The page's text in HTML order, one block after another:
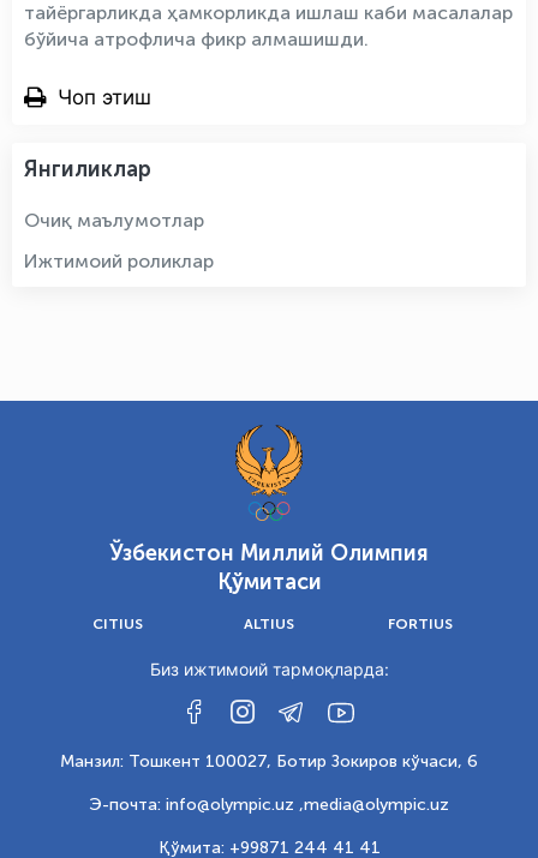
тайёргарликда ҳамкорликда ишлаш каби масалалар
бўйича атрофлича фикр алмашишди.
Чоп этиш
Янгиликлар
Очиқ маълумотлар
Ижтимоий роликлар
Ўзбекистон Миллий Олимпия
Қўмитаси
CITIUS ALTIUS FORTIUS
Биз ижтимоий тармоқларда:
Манзил: Тошкент 100027, Ботир Зокиров кўчаси, 6
Э-почта: info@olympic.uz ,media@olympic.uz
Қўмита: +99871 244 41 41